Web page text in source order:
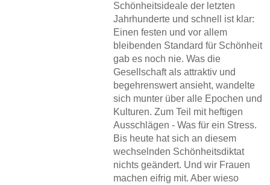
Schönheitsideale der letzten
Jahrhunderte und schnell ist klar:
Einen festen und vor allem
bleibenden Standard für Schönheit
gab es noch nie. Was die
Gesellschaft als attraktiv und
begehrenswert ansieht, wandelte
sich munter über alle Epochen und
Kulturen. Zum Teil mit heftigen
Ausschlägen - Was für ein Stress.
Bis heute hat sich an diesem
wechselnden Schönheitsdiktat
nichts geändert. Und wir Frauen
machen eifrig mit. Aber wieso